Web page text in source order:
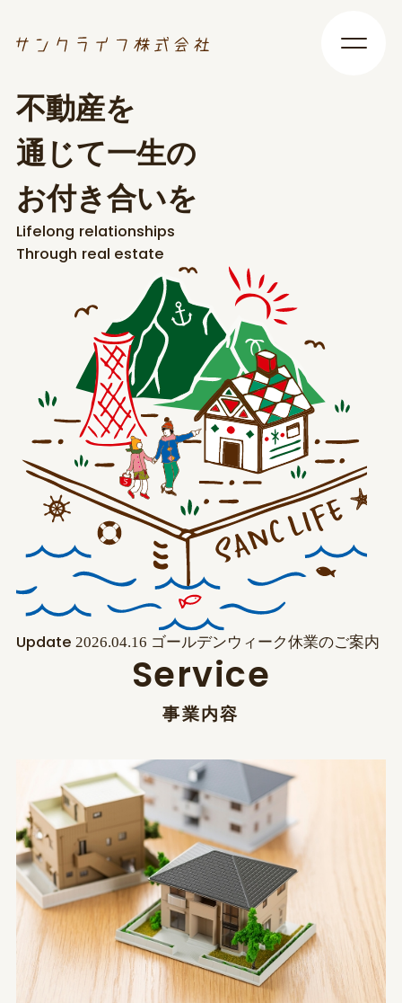
不動産を
通 じて一生の
お付き合いを
Life ong re ations hips
T hroug h rea estate
Update 2026.04.16 ゴールデンウィーク休業のご案内
Service
事業内容